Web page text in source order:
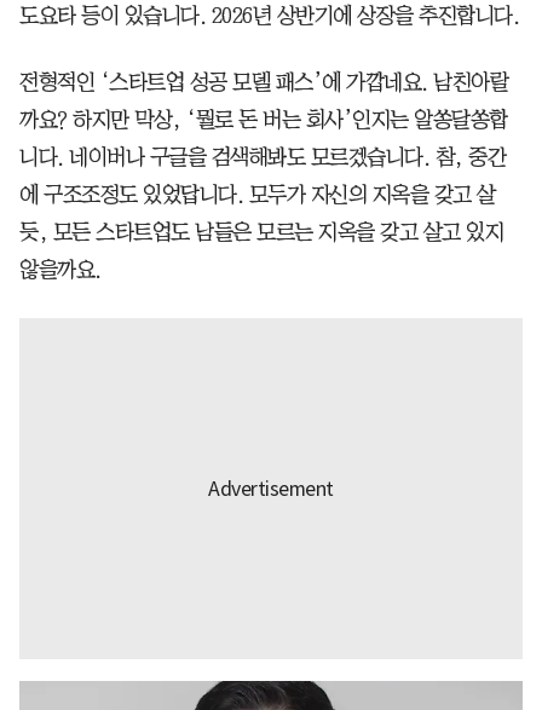
도요타 등이 있습니다. 2026년 상반기에 상장을 추진합니다.
전형적인 ‘스타트업 성공 모델 패스’에 가깝네요. 남친아랄
까요? 하지만 막상, ‘뭘로 돈 버는 회사’인지는 알쏭달쏭합
니다. 네이버나 구글을 검색해봐도 모르겠습니다. 참, 중간
에 구조조정도 있었답니다. 모두가 자신의 지옥을 갖고 살
듯, 모든 스타트업도 남들은 모르는 지옥을 갖고 살고 있지
않을까요.